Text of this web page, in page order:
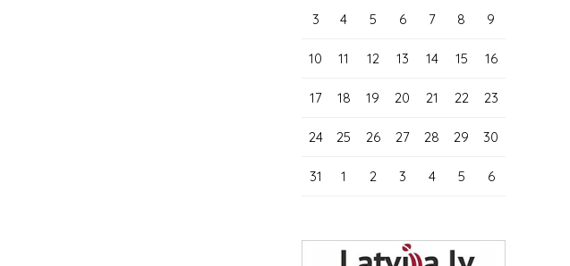
3 4 5 6 7 8 9
10 11 12 13 14 15 16
17 18 19 20 21 22 23
24 25 26 27 28 29 30
31 1 2 3 4 5 6